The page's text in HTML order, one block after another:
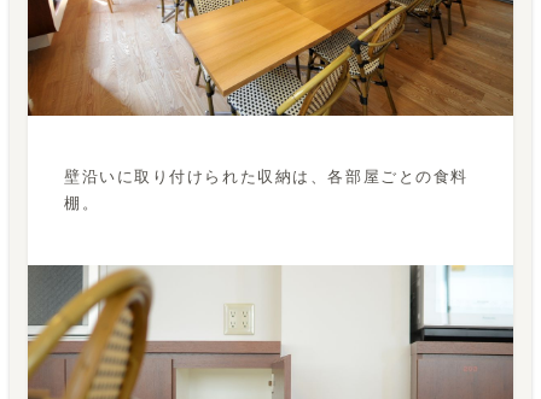
壁沿いに取り付けられた収納は、各部屋ごとの食料
棚。